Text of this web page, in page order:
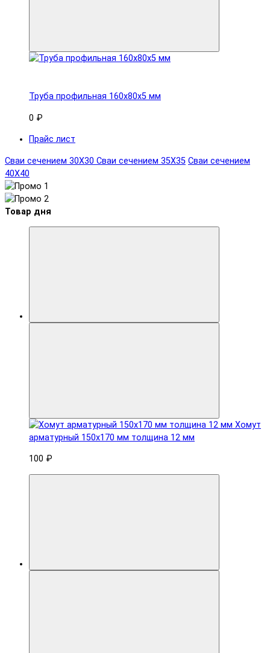
Труба профильная 160x80х5 мм
0 ₽
Прайс лист
Сваи сечением 30Х30 Сваи сечением 35Х35 Сваи сечением
40Х40
Товар дня
Хомут
арматурный 150x170 мм толщина 12 мм
100 ₽